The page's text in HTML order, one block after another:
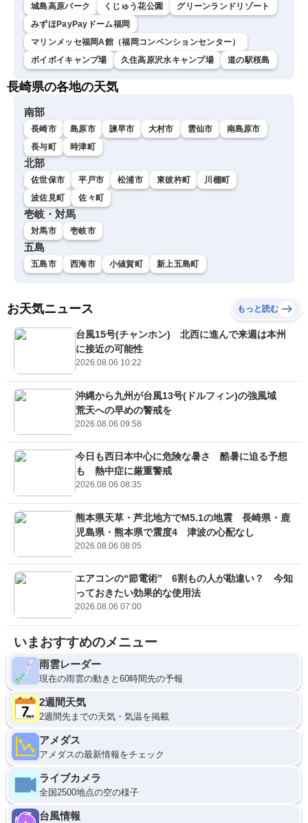
城島高原パーク くじゅう花公園
グリーンランドリゾート
みずほPayPayドーム福岡
マリンメッセ福岡A館（福岡コンベンションセンター）
ボイボイキャンプ場
久住高原沢水キャンプ場 道の駅桜島
長崎県の各地の天気
南部
長崎市 島原市 諫早市 大村市 雲仙市
南島原市
長与町
時津町
北部
佐世保市 平戸市 松浦市 東彼杵町
川棚町
波佐見町
佐々町
壱岐・対馬
対馬市 壱岐市
五島
五島市 西海市 小値賀町 新上五島町
お天気ニュース もっと読む
台風15号(チャンホン) 北西に進んで来週は本州
に接近の可能性
2026.08.06 10:22
沖縄から九州が台風13号(ドルフィン)の強風域
荒天への早めの警戒を
2026.08.06 09:58
今日も西日本中心に危険な暑さ 酷暑に迫る予想
も 熱中症に厳重警戒
2026.08.06 08:35
熊本県天草・芦北地方でM5.1の地震 長崎県・鹿
児島県・熊本県で震度4 津波の心配なし
2026.08.06 08:05
エアコンの“節電術” 6割もの人が勘違い？ 今知
っておきたい効果的な使用法
2026.08.06 07:00
いまおすすめのメニュー
雨雲レーダー
現在の雨雲の動きと60時間先の予報
2週間天気
2週間先までの天気・気温を掲載
アメダス
アメダスの最新情報をチェック
ライブカメラ
全国2500地点の空の様子
台風情報